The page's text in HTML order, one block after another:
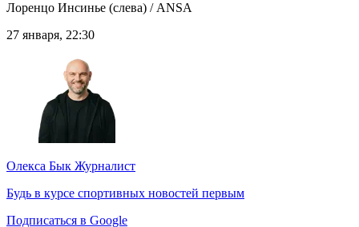
Лоренцо Инсинье (слева) / ANSA
27 января, 22:30
Олекса Бык Журналист
Будь в курсе спортивных новостей первым
Подписаться в Google